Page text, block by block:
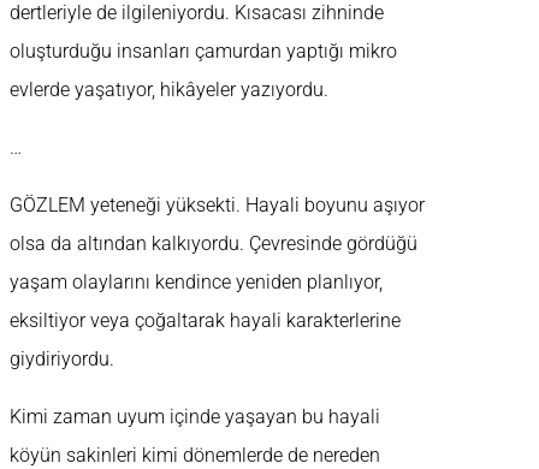
dertleriyle de ilgileniyordu. Kısacası zihninde
oluşturduğu insanları çamurdan yaptığı mikro
evlerde yaşatıyor, hikâyeler yazıyordu.
…
GÖZLEM yeteneği yüksekti. Hayali boyunu aşıyor
olsa da altından kalkıyordu. Çevresinde gördüğü
yaşam olaylarını kendince yeniden planlıyor,
eksiltiyor veya çoğaltarak hayali karakterlerine
giydiriyordu.
Kimi zaman uyum içinde yaşayan bu hayali
köyün sakinleri kimi dönemlerde de nereden